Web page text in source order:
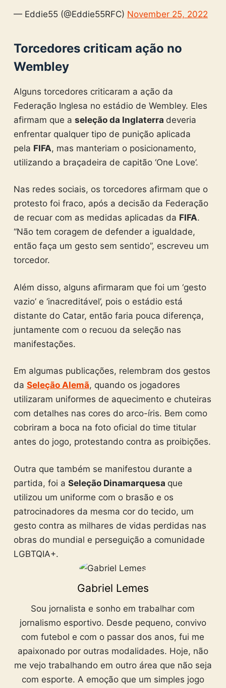
— Eddie55 (@Eddie55RFC) November 25, 2022
Torcedores criticam ação no
Wembley
Alguns torcedores criticaram a ação da
Federação Inglesa no estádio de Wembley. Eles
afirmam que a seleção da Inglaterra deveria
enfrentar qualquer tipo de punição aplicada
pela FIFA, mas manteriam o posicionamento,
utilizando a braçadeira de capitão ‘One Love’.
Nas redes sociais, os torcedores afirmam que o
protesto foi fraco, após a decisão da Federação
de recuar com as medidas aplicadas da FIFA.
“Não tem coragem de defender a igualdade,
então faça um gesto sem sentido”, escreveu um
torcedor.
Além disso, alguns afirmaram que foi um ‘gesto
vazio’ e ‘inacreditável’, pois o estádio está
distante do Catar, então faria pouca diferença,
juntamente com o recuou da seleção nas
manifestações.
Em algumas publicações, relembram dos gestos
da Seleção Alemã, quando os jogadores
utilizaram uniformes de aquecimento e chuteiras
com detalhes nas cores do arco-íris. Bem como
cobriram a boca na foto oficial do time titular
antes do jogo, protestando contra as proibições.
Outra que também se manifestou durante a
partida, foi a Seleção Dinamarquesa que
utilizou um uniforme com o brasão e os
patrocinadores da mesma cor do tecido, um
gesto contra as milhares de vidas perdidas nas
obras do mundial e perseguição a comunidade
LGBTQIA+.
Gabriel Lemes
Sou jornalista e sonho em trabalhar com
jornalismo esportivo. Desde pequeno, convivo
com futebol e com o passar dos anos, fui me
apaixonado por outras modalidades. Hoje, não
me vejo trabalhando em outro área que não seja
com esporte. A emoção que um simples jogo